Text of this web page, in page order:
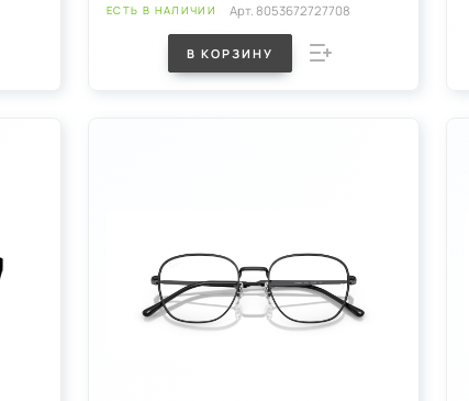
ЕСТЬ В НАЛИЧИИ Арт.8053672727708
В КОРЗИНУ